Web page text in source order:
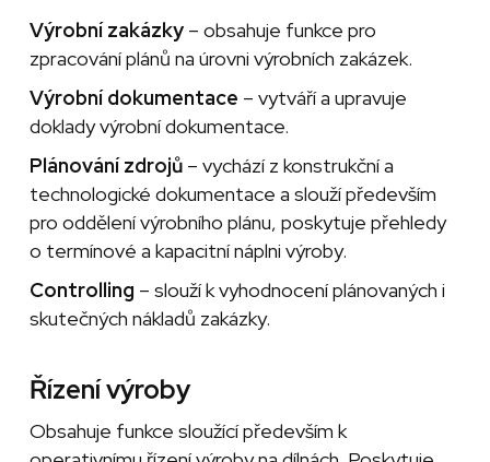
Výrobní zakázky– obsahuje funkce pro
zpracování plánů na úrovni výrobních zakázek.
Výrobní dokumentace – vytváří a upravuje
doklady výrobní dokumentace.
Plánování zdrojů– vychází z konstrukční a
technologické dokumentace a slouží především
pro oddělení výrobního plánu, poskytuje přehledy
o termínové a kapacitní náplni výroby.
Controlling – slouží k vyhodnocení plánovaných i
skutečných nákladů zakázky.
Řízení výroby
Obsahuje funkce sloužící především k